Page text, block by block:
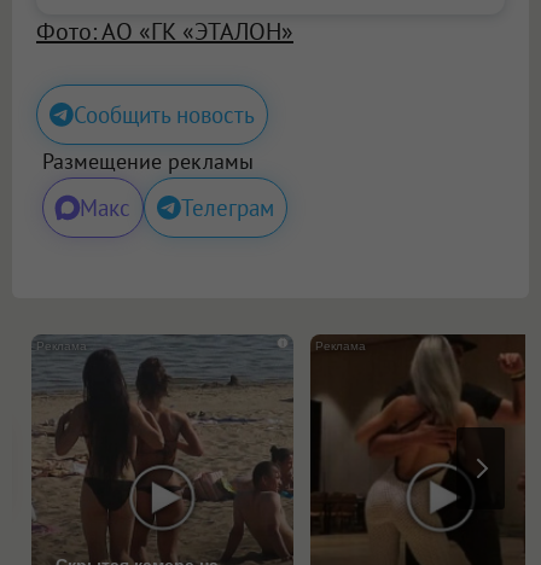
Фото: АО «ГК «ЭТАЛОН»
Сообщить новость
Размещение рекламы
Макс Телеграм
i